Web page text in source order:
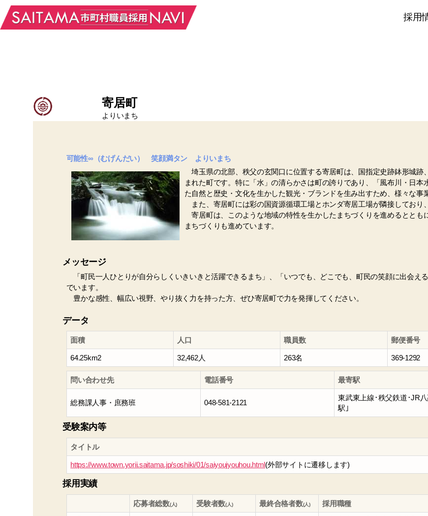
採用
寄居町
よりいまち
可能性∞（むげんだい） 笑顔満タン よりいまち
埼玉県の北部、秩父の玄関口に位置する寄居町は、国指定史跡鉢形城跡
まれた町です。特に「水」の清らかさは町の誇りであり、「風布川・日
た自然と歴史・文化を生かした観光・ブランドを生み出すため、様々な事
また、寄居町には彩の国資源循環工場とホンダ寄居工場が隣接しており
寄居町は、このような地域の特性を生かしたまちづくりを進めるととも
まちづくりも進めています。
メッセージ
「町民一人ひとりが自分らしくいきいきと活躍できるまち」、「いつでも、どこでも、町民の笑顔に出会え
でいます。
豊かな感性、幅広い視野、やり抜く力を持った方、ぜひ寄居町で力を発揮してください。
データ
面積 人口 職員数 郵便番号
64.25km2 32,462人 263名 369-1292
問い合わせ先 電話番号 最寄駅
総務課人事・庶務班 048-581-2121
東武東上線･秩父鉄道･JR
駅｣
受験案内等
タイトル
https://www.town.yorii.saitama.jp/soshiki/01/saiyoujyouhou.html(外部サイトに遷移します)
採用実績
応募者総数(人) 受験者数(人) 最終合格者数(人) 採用職種